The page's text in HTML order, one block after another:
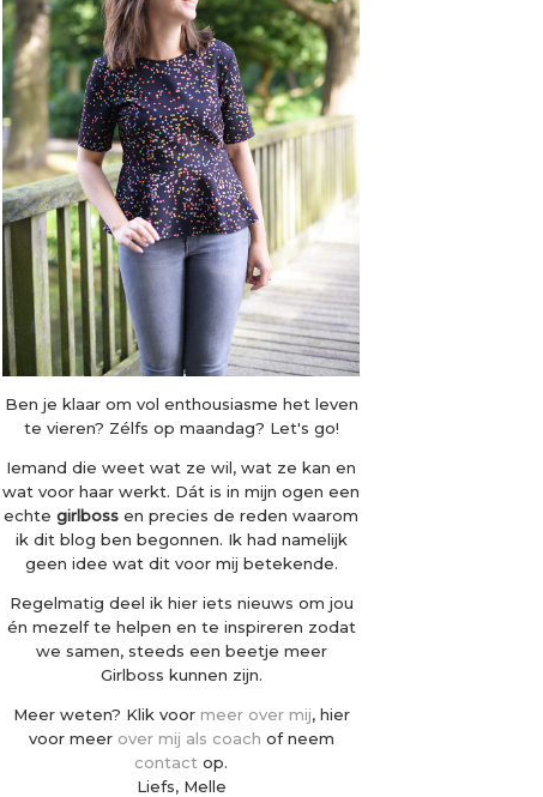
Ben je klaar om vol enthousiasme het leven
te vieren? Zélfs op maandag? Let's go!
Iemand die weet wat ze wil, wat ze kan en
wat voor haar werkt. Dát is in mijn ogen een
echte girlboss en precies de reden waarom
ik dit blog ben begonnen. Ik had namelijk
geen idee wat dit voor mij betekende.
Regelmatig deel ik hier iets nieuws om jou
én mezelf te helpen en te inspireren zodat
we samen, steeds een beetje meer
Girlboss kunnen zijn.
Meer weten? Klik voor meer over mij, hier
voor meer over mij als coach of neem
contact op.
Liefs, Melle